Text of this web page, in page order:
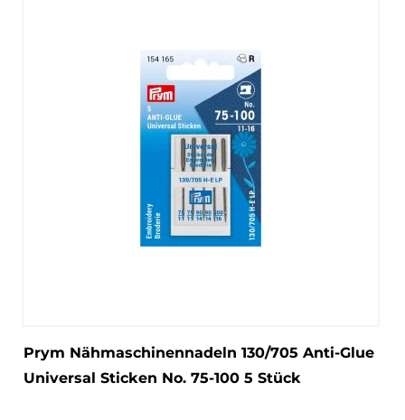
Prym Nähmaschinennadeln 130/705 Anti-Glue
Universal Sticken No. 75-100 5 Stück